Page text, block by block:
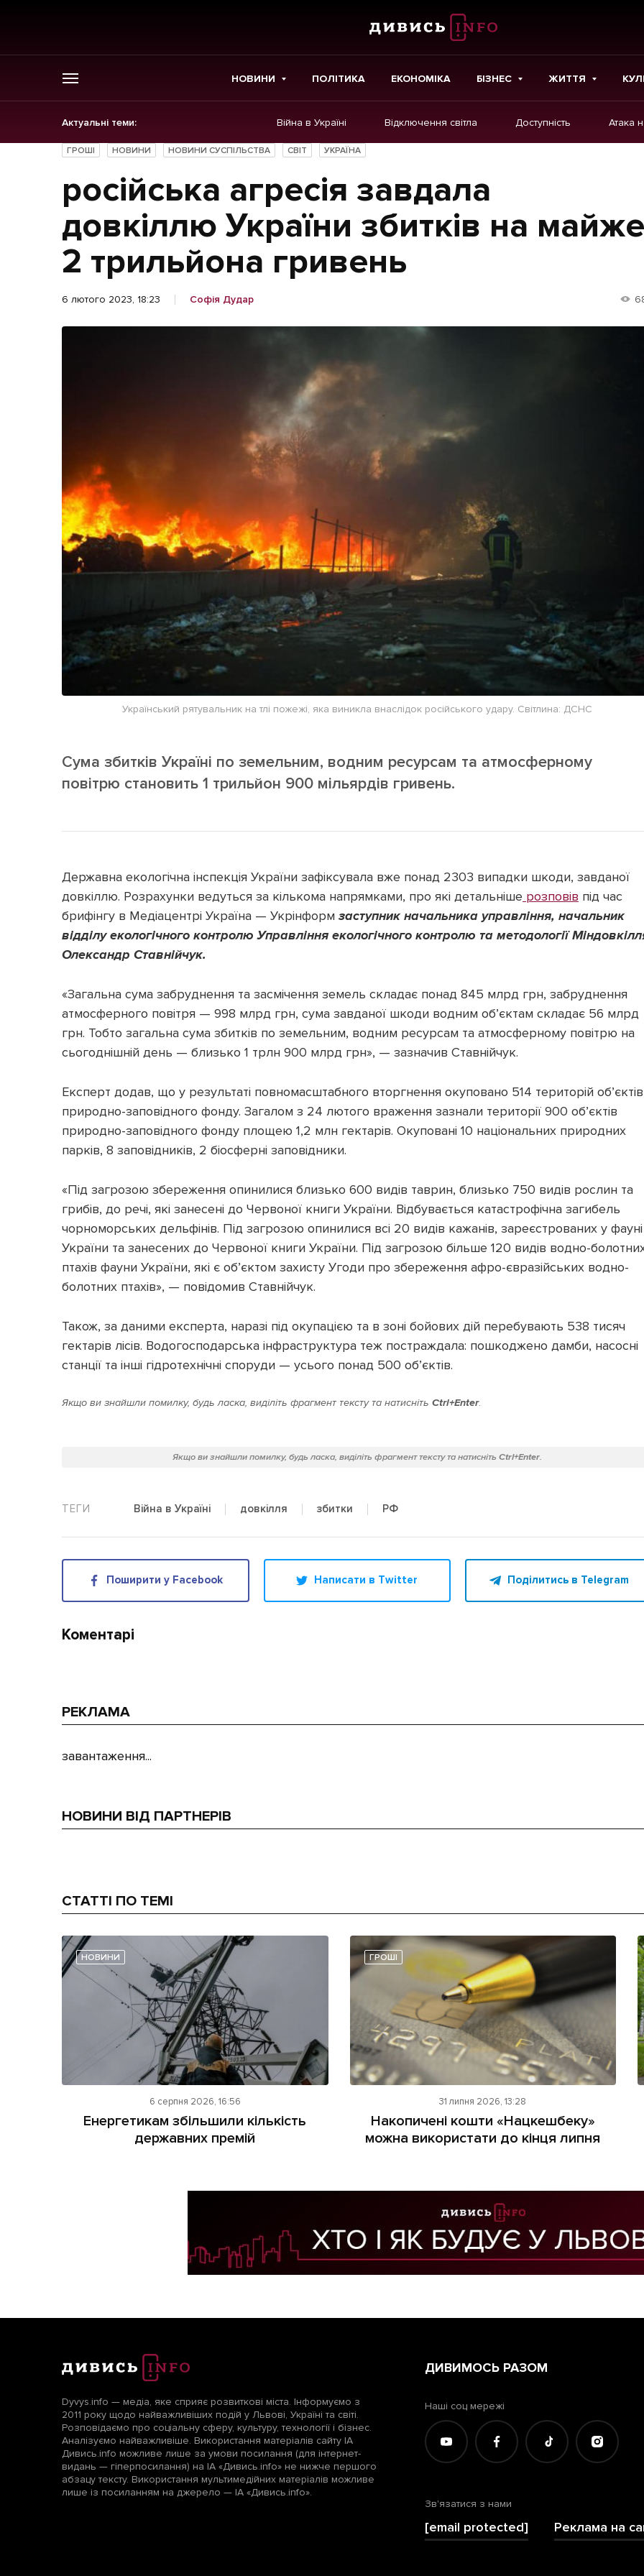
НОВИНИ ПОЛІТИКА ЕКОНОМІКА БІЗНЕС ЖИТТЯ
Актуальні теми: Війна в Україні Відключення світла Доступність Атака
ГОЛОВНЕ
Новини
Політика
Економіка
Бізнес
Життя
Картки
Репортаж
ГРОШІ НОВИНИ НОВИНИ СУСПІЛЬСТВА СВІТ УКРАЇНА
російська агресія завдала
довкіллю України збитків на майже
2 трильйона гривень
6 лютого 2023, 18:23 Софія Дудар
Український рятувальник на тлі пожежі, яка виникла внаслідок російського удару. Світлина: ДСНС
Сума збитків Україні по земельним, водним ресурсам та атмосферному
повітрю становить 1 трильйон 900 мільярдів гривень.
Державна екологічна інспекція України зафіксувала вже понад 2303 випадки шкоди, завданої
довкіллю. Розрахунки ведуться за кількома напрямками, про які детальніше розповів під час
брифінгу в Медіацентрі Україна — Укрінформ заступник начальника управління, начальник
відділу екологічного контролю Управління екологічного контролю та методології
Олександр Ставнійчук.
«Загальна сума забруднення та засмічення земель складає понад 845 млрд грн, забруднення
атмосферного повітря — 998 млрд грн, сума завданої шкоди водним об’єктам складає 56 млрд
грн. Тобто загальна сума збитків по земельним, водним ресурсам та атмосферному повітрю на
сьогоднішній день — близько 1 трлн 900 млрд грн», — зазначив Ставнійчук.
Експерт додав, що у результаті повномасштабного вторгнення окуповано 514 територій об’єктів
природно-заповідного фонду. Загалом з 24 лютого враження зазнали території 900 об’єктів
природно-заповідного фонду площею 1,2 млн гектарів. Окуповані 10 національних природних
парків, 8 заповідників, 2 біосферні заповідники.
«Під загрозою збереження опинилися близько 600 видів таврин, близько 750 видів рослин та
грибів, до речі, які занесені до Червоної книги України. Відбувається катастрофічна загибель
чорноморських дельфінів. Під загрозою опинилися всі 20 видів кажанів, зареєстрованих у фауні
України та занесених до Червоної книги України. Під загрозою більше 120 видів водно-
птахів фауни України, які є об’єктом захисту Угоди про збереження афро-євразійських водно-
болотних птахів», — повідомив Ставнійчук.
Також, за даними експерта, наразі під окупацією та в зоні бойових дій перебувають 538 тисяч
гектарів лісів. Водогосподарська інфраструктура теж постраждала: пошкоджено дамби, насосні
станції та інші гідротехнічні споруди — усього понад 500 об’єктів.
Якщо ви знайшли помилку, будь ласка, виділіть фрагмент тексту та натисніть Ctrl+Enter.
Якщо ви знайшли помилку, будь ласка, виділіть фрагмент тексту та натисніть Ctrl+Enter.
Війна в Україні довкілля збитки РФ
Поширити у Facebook Написати в Twitter Поділитись в Telegram
Коментарі
РЕКЛАМА
завантаження...
НОВИНИ ВІД ПАРТНЕРІВ
СТАТТІ ПО ТЕМІ
НОВИНИ
6 серпня 2026, 16:56
Енергетикам збільшили кількість
державних премій
ГРОШІ
31 липня 2026, 13:28
Накопичені кошти «Нацкешбеку»
можна використати до кінця липня
Dyvys.info — медіа, яке сприяє розвиткові міста. Інформуємо з
2011 року щодо найважливіших подій у Львові, Україні та світі.
Розповідаємо про соціальну сферу, культуру, технології і бізнес.
Аналізуємо найважливіше. Використання матеріалів сайту ІА
Дивись.info можливе лише за умови посилання (для інтернет-
видань — гіперпосилання) на ІА «Дивись.info» не нижче першого
абзацу тексту. Використання мультимедійних матеріалів можливе
лише із посиланням на джерело — ІА «Дивись.info».
ДИВИМОСЬ РАЗОМ
Наші соц мережі
Зв'язатися з нами
[email protected] Реклама на